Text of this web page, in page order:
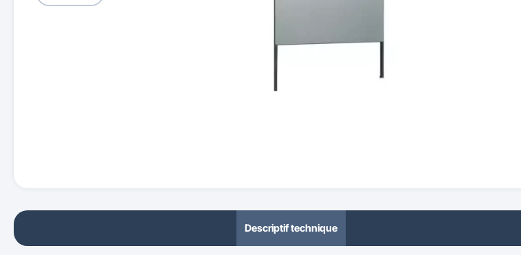
Descriptif technique